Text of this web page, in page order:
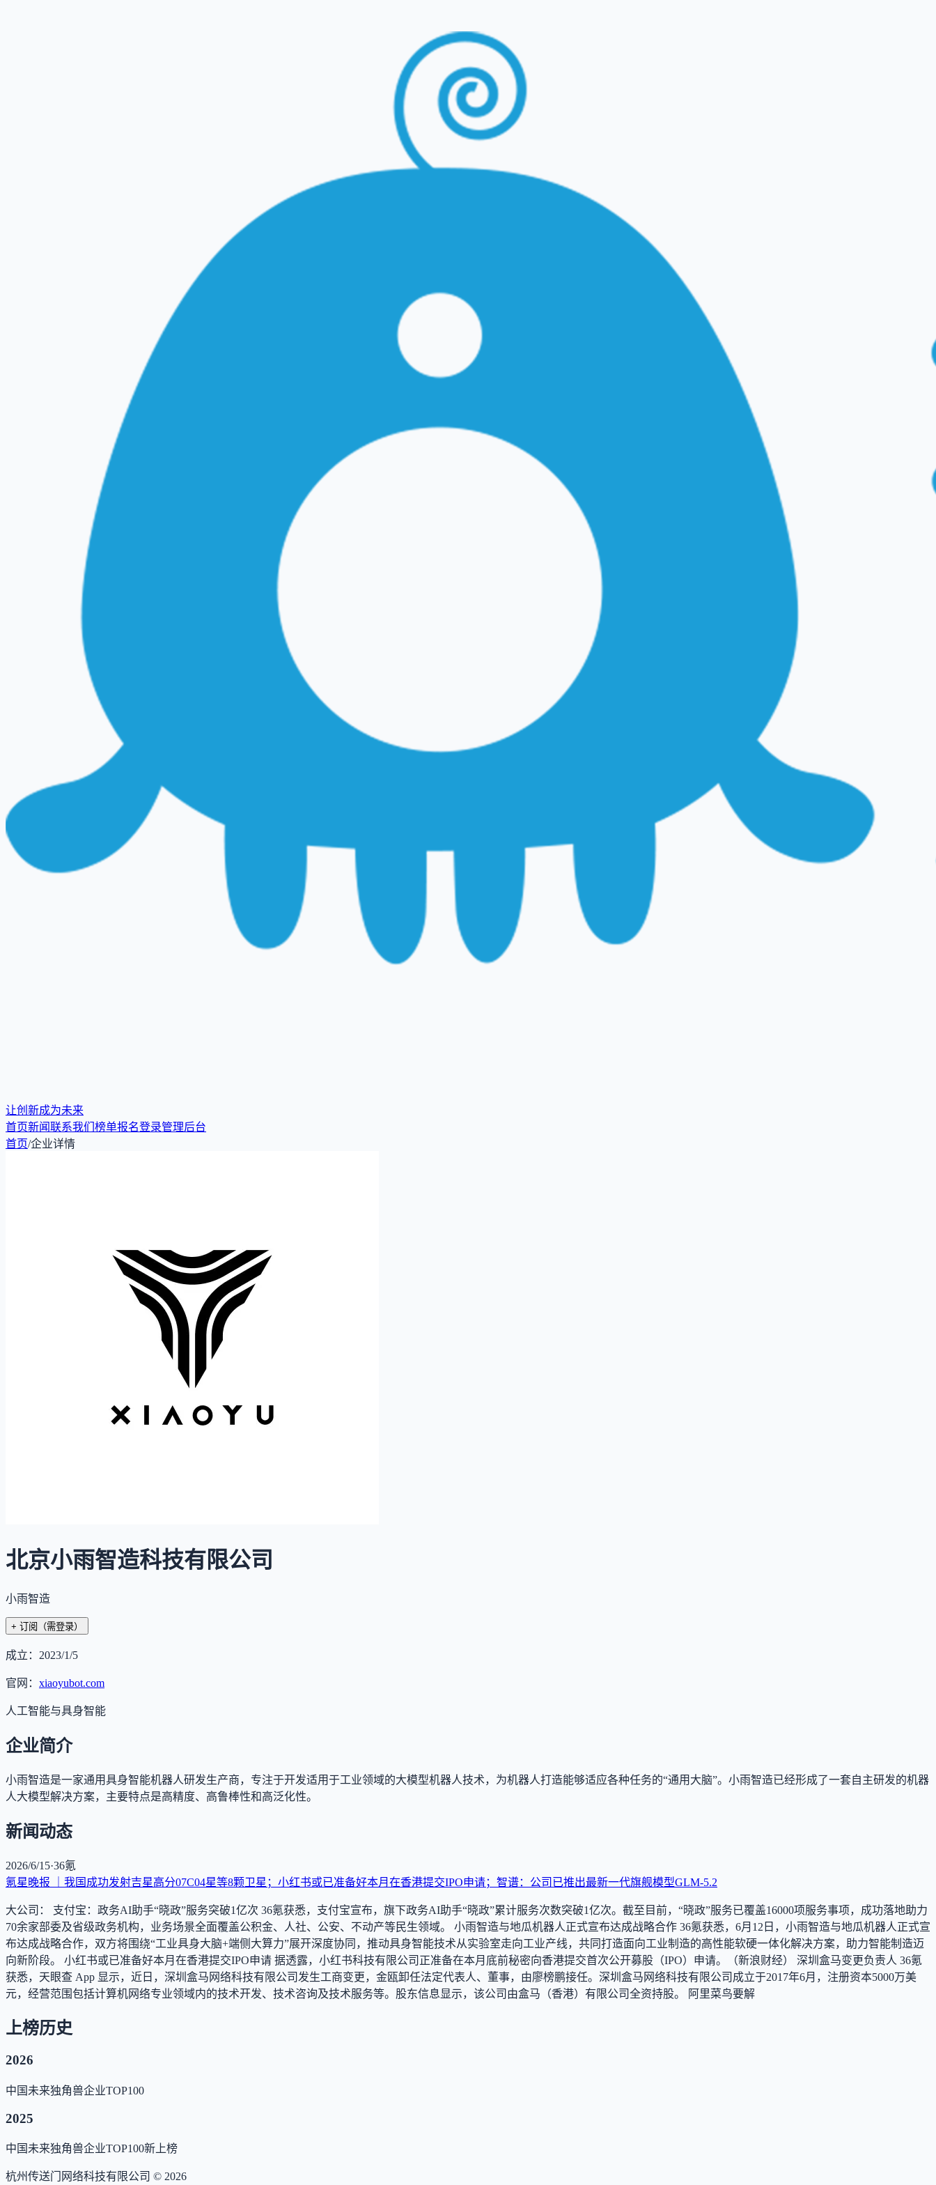
让创新成为未来
首页新闻联系我们 榜单报名登录管理后台
首页/企业详情
北京小雨智造科技有限公司
小雨智造
+ 订阅 （需登录）
成立： 2023/1/5
官网： xiaoyubot.com
人工智能与具身智能
企业简介
小雨智造是一家通用具身智能机器人研发生产商，专注于开发适用于工业领域的大模型机器人技术，为机器人打造能够适应各种任务的“通用大脑”。小雨智造已经形成了一套自主研发的机器
人大模型解决方案，主要特点是高精度、高鲁棒性和高泛化性。
新闻动态
2026/6/15·36氪
氪星晚报 ｜我国成功发射吉星高分07C04星等8颗卫星；小红书或已准备好本月在香港提交IPO申请；智谱：公司已推出最新一代旗舰模型GLM-5.2
大公司： 支付宝：政务AI助手“晓政”服务突破1亿次 36氪获悉，支付宝宣布，旗下政务AI助手“晓政”累计服务次数突破1亿次。截至目前，“晓政”服务已覆盖16000项服务事项，成功落地助力
70余家部委及省级政务机构，业务场景全面覆盖公积金、人社、公安、不动产等民生领域。 小雨智造与地瓜机器人正式宣布达成战略合作 36氪获悉，6月12日，小雨智造与地瓜机器人正式宣
布达成战略合作，双方将围绕“工业具身大脑+端侧大算力”展开深度协同，推动具身智能技术从实验室走向工业产线，共同打造面向工业制造的高性能软硬一体化解决方案，助力智能制造迈
向新阶段。 小红书或已准备好本月在香港提交IPO申请 据透露，小红书科技有限公司正准备在本月底前秘密向香港提交首次公开募股（IPO）申请。（新浪财经） 深圳盒马变更负责人 36氪
获悉，天眼查 App 显示，近日，深圳盒马网络科技有限公司发生工商变更，金瓯卸任法定代表人、董事，由廖榜鹏接任。深圳盒马网络科技有限公司成立于2017年6月，注册资本5000万美
元，经营范围包括计算机网络专业领域内的技术开发、技术咨询及技术服务等。股东信息显示，该公司由盒马（香港）有限公司全资持股。 阿里菜鸟要解
上榜历史
2026
中国未来独角兽企业TOP100
2025
中国未来独角兽企业TOP100新上榜
杭州传送门网络科技有限公司 © 2026